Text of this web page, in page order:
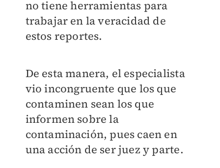
no tiene herramientas para
trabajar en la veracidad de
estos reportes.
De esta manera, el especialista
vio incongruente que los que
contaminen sean los que
informen sobre la
contaminación, pues caen en
una acción de ser juez y parte.